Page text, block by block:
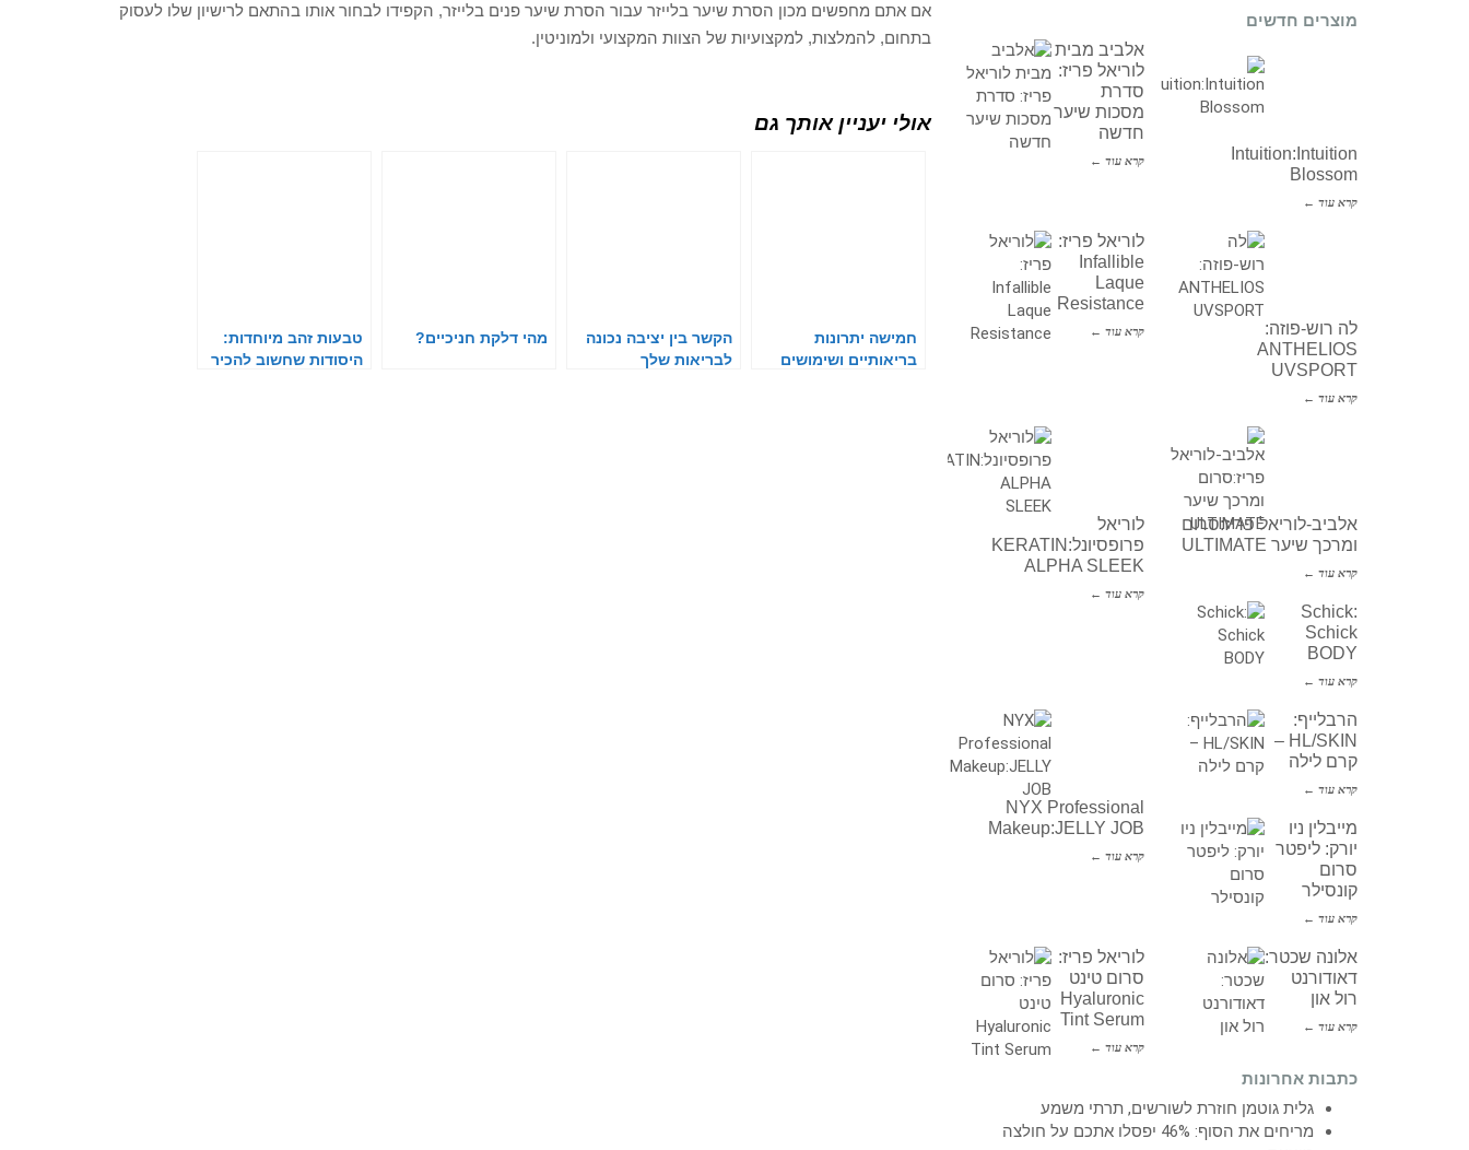
אם אתם מחפשים מכון הסרת שיער בלייזר עבור הסרת שיער פנים בלייזר, הקפידו לבחור אותו בהתאם לרישיון שלו לעסוק
בתחום, להמלצות, למקצועיות של הצוות המקצועי ולמוניטין.
אולי יעניין אותך גם
חמישה יתרונות
בריאותיים ושימושים
הקשר בין יציבה נכונה
לבריאות שלך
מהי דלקת חניכיים?
טבעות זהב מיוחדות:
היסודות שחשוב להכיר
מוצרים חדשים
אלביב מבית
לוריאל פריז:
סדרת
מסכות שיער
חדשה
קרא עוד ←
Intuition:Intuition
Blossom
קרא עוד ←
לוריאל פריז:
Infallible
Laque
Resistance
קרא עוד ←
לה רוש-פוזה:
ANTHELIOS
UVSPORT
קרא עוד ←
לוריאל
פרופסיונל:KERATIN
ALPHA SLEEK
קרא עוד ←
אלביב-לוריאל פריז:סרום
ומרכך שיער ULTIMATE
קרא עוד ←
Schick:
Schick
BODY
קרא עוד ←
NYX Professional
Makeup:JELLY JOB
קרא עוד ←
הרבלייף:
HL/SKIN –
קרם לילה
קרא עוד ←
מייבלין ניו
יורק: ליפטר
סרום
קונסילר
קרא עוד ←
לוריאל פריז:
סרום טינט
Hyaluronic
Tint Serum
קרא עוד ←
אלונה שכטר:
דאודורנט
רול און
קרא עוד ←
כתבות אחרונות
גלית גוטמן חוזרת לשורשים, תרתי משמע
מריחים את הסוף: 46% יפסלו אתכם על חולצה